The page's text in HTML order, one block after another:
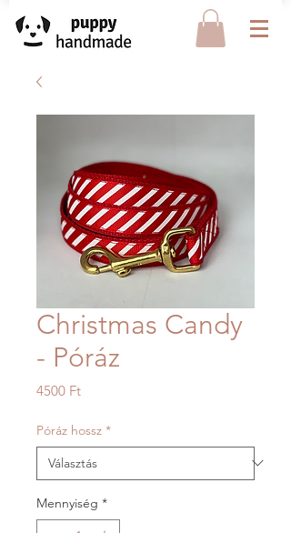
Christmas Candy
- Póráz
4500 FtÁr
Póráz hossz *
Mennyiség *